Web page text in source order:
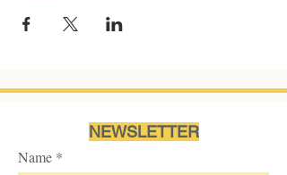
NEWSLETTER
Name